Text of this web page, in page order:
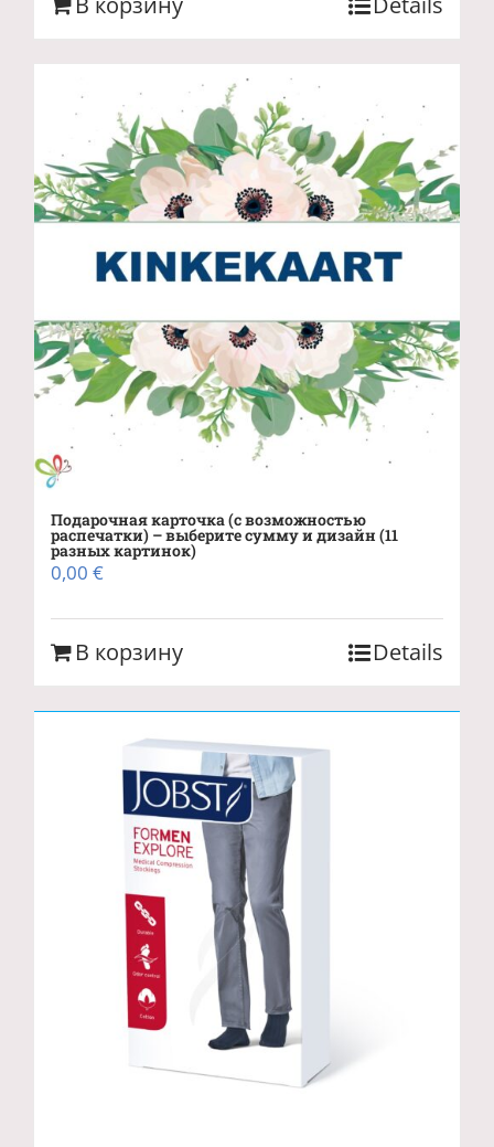
Подарочная карточка (с возможностью
распечатки) – выберите сумму и дизайн (11
разных картинок)
0,00 €
В корзину Details